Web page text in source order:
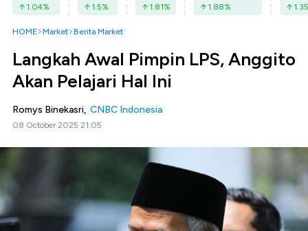
1.04% 1.5% 1.81% 1.88% 1.35
HOME Market Berita Market
Langkah Awal Pimpin LPS, Anggito
Akan Pelajari Hal Ini
Romys Binekasri, CNBC Indonesia
08 October 2025 21:05